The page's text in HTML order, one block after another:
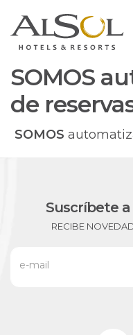
SOMOS
de
SOMOS
Suscríbete
RECIBE